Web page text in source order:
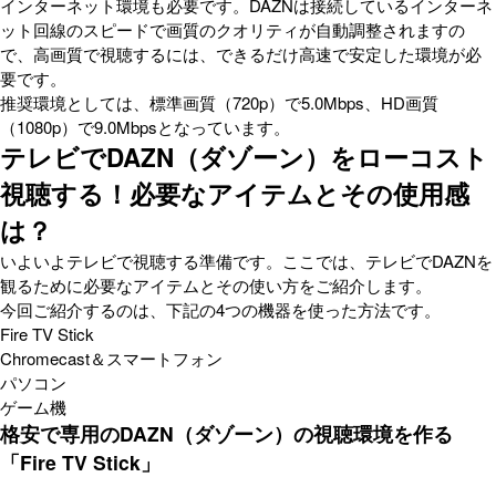
インターネット環境も必要です。DAZNは接続しているインターネ
ット回線のスピードで画質のクオリティが自動調整されますの
で、高画質で視聴するには、できるだけ高速で安定した環境が必
要です。
推奨環境としては、標準画質（720p）で5.0Mbps、HD画質
（1080p）で9.0Mbpsとなっています。
テレビでDAZN（ダゾーン）をローコスト
視聴する！必要なアイテムとその使用感
は？
いよいよテレビで視聴する準備です。ここでは、テレビでDAZNを
観るために必要なアイテムとその使い方をご紹介します。
今回ご紹介するのは、下記の4つの機器を使った方法です。
Fire TV Stick
Chromecast＆スマートフォン
パソコン
ゲーム機
格安で専用のDAZN（ダゾーン）の視聴環境を作る
「Fire TV Stick」